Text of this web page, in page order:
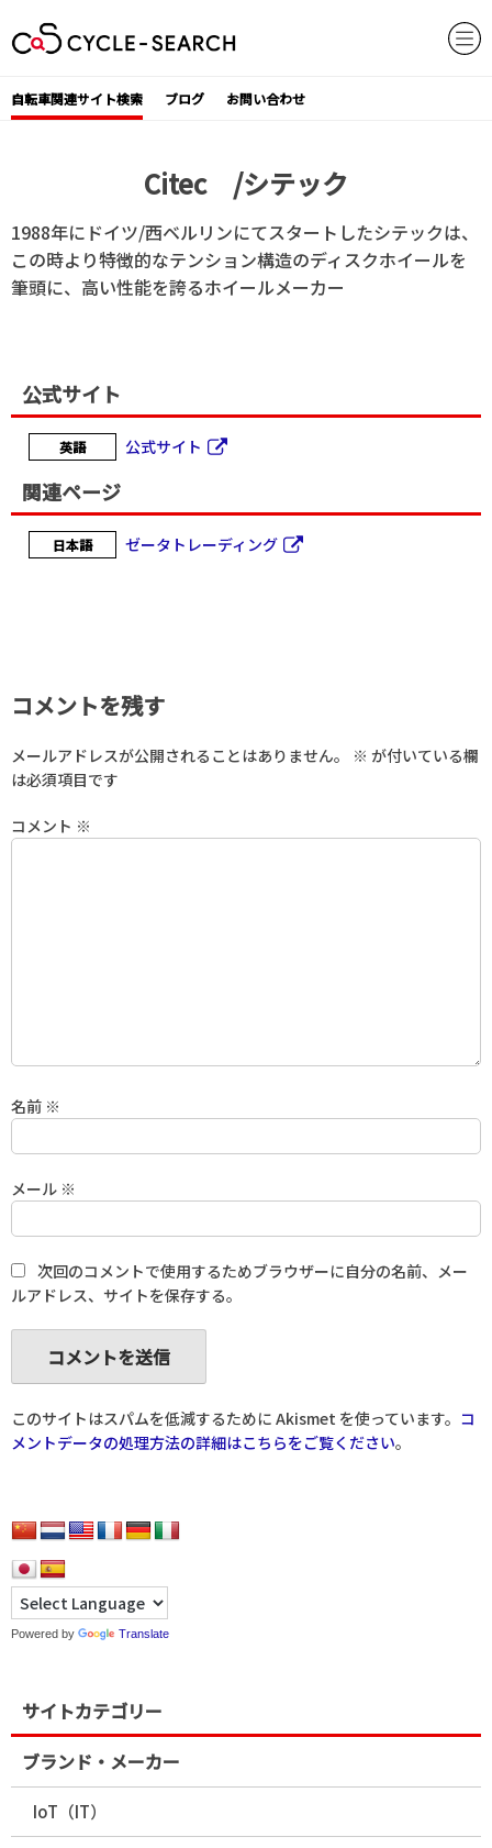
to
content
自転車関連サイト検索 ブログ お問い合わせ
Citec /シテック
1988年にドイツ/西ベルリンにてスタートしたシテックは、
この時より特徴的なテンション構造のディスクホイールを
筆頭に、高い性能を誇るホイールメーカー
公式サイト
英語 公式サイト
関連ページ
日本語 ゼータトレーディング
コメントを残す
メールアドレスが公開されることはありません。 ※ が付いている欄
は必須項目です
コメント ※
名前 ※
メール ※
次回のコメントで使用するためブラウザーに自分の名前、メー
ルアドレス、サイトを保存する。
このサイトはスパムを低減するために Akismet を使っています。 コ
メントデータの処理方法の詳細はこちらをご覧ください。
Powered by Translate
サイトカテゴリー
ブランド・メーカー
IoT（IT）